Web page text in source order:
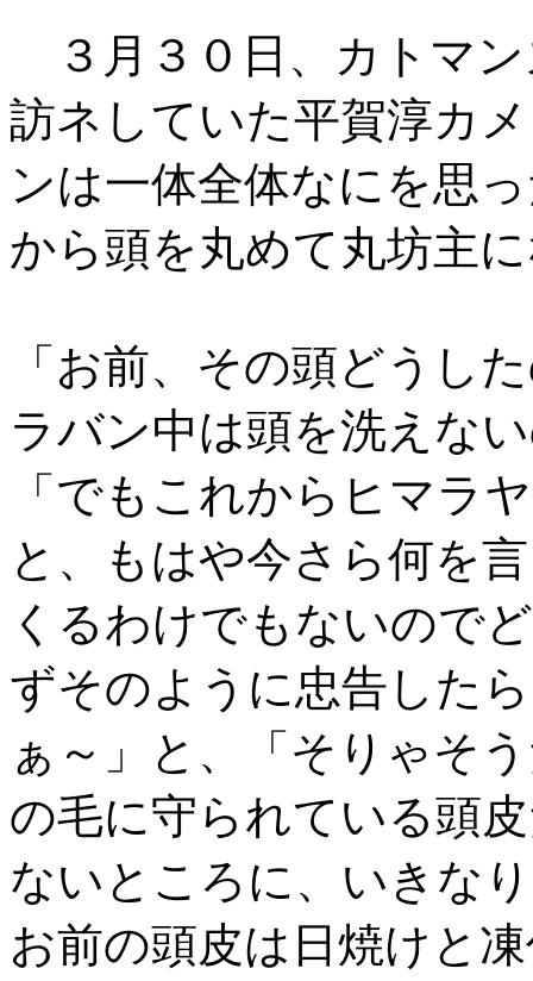
３月３０日、カトマ
訪ネしていた平賀淳カ
ンは一体全体なにを思
から頭を丸めて丸坊主
「お前、その頭どうし
ラバン中は頭を洗えな
「でもこれからヒマラ
と、もはや今さら何を
くるわけでもないので
ずそのように忠告した
ぁ～」と、「そりゃそ
の毛に守られている頭
ないところに、いきな
お前の頭皮は日焼けと